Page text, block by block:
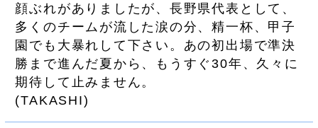
顔ぶれがありましたが、長野県代表として、
多くのチームが流した涙の分、精一杯、甲子
園でも大暴れして下さい。あの初出場で準決
勝まで進んだ夏から、もうすぐ30年、久々に
期待して止みません。
(TAKASHI)